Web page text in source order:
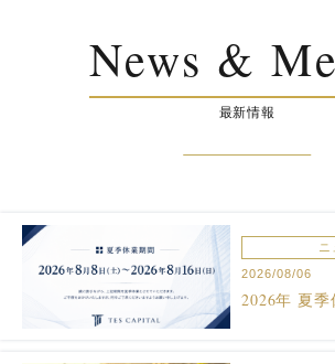
News &
最新情報
ニ
2026/08/06
2026年 夏